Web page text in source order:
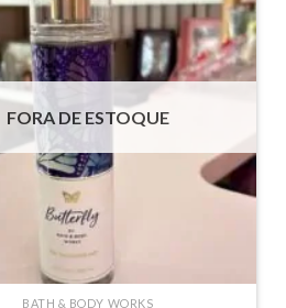
FORA DE ESTOQUE
BATH & BODY WORKS